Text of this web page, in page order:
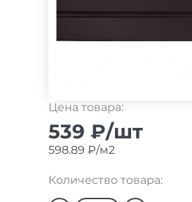
Цена товара:
539 ₽/шт
598.89 ₽/м2
Количество товара: